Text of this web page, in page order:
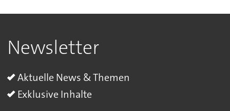
Newsletter
Aktuelle News & Themen
Exklusive Inhalte